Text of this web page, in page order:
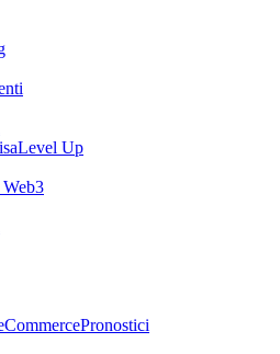
Level Up
Pronostici